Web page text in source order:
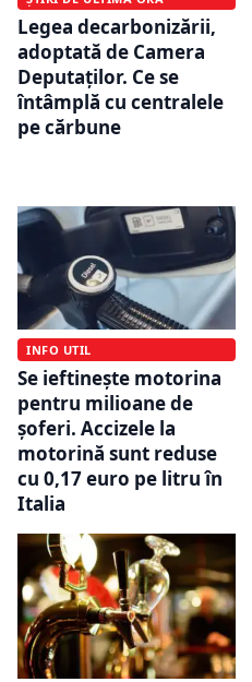
Legea decarbonizării,
adoptată de Camera
Deputaților. Ce se
întâmplă cu centralele
pe cărbune
INFO UTIL
Se ieftinește motorina
pentru milioane de
șoferi. Accizele la
motorină sunt reduse
cu 0,17 euro pe litru în
Italia